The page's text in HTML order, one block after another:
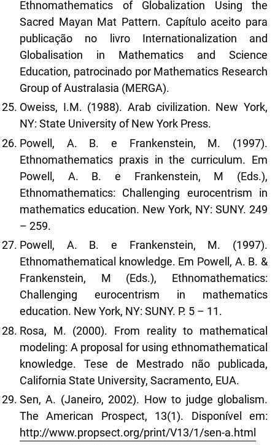
Ethnomathematics of Globalization Using the
Sacred Mayan Mat Pattern. Capítulo aceito para
publicação no livro Internationalization and
Globalisation in Mathematics and Science
Education, patrocinado por Mathematics Research
Group of Australasia (MERGA).
Oweiss, I.M. (1988). Arab civilization. New York,
NY: State University of New York Press.
Powell, A. B. e Frankenstein, M. (1997).
Ethnomathematics praxis in the curriculum. Em
Powell, A. B. e Frankenstein, M (Eds.),
Ethnomathematics: Challenging eurocentrism in
mathematics education. New York, NY: SUNY. 249
– 259.
Powell, A. B. e Frankenstein, M. (1997).
Ethnomathematical knowledge. Em Powell, A. B. &
Frankenstein, M (Eds.), Ethnomathematics:
Challenging eurocentrism in mathematics
education. New York, NY: SUNY. P. 5 – 11.
Rosa, M. (2000). From reality to mathematical
modeling: A proposal for using ethnomathematical
knowledge. Tese de Mestrado não publicada,
California State University, Sacramento, EUA.
Sen, A. (Janeiro, 2002). How to judge globalism.
The American Prospect, 13(1). Disponível em:
http://www.propsect.org/print/V13/1/sen-a.html